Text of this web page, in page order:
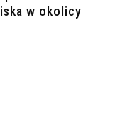
w okolicy